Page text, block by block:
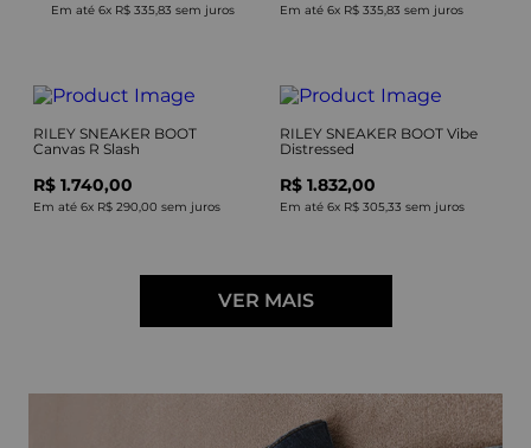
Em até 6x R$ 335,83 sem juros Em até 6x R$ 335,83 sem juros
RILEY SNEAKER BOOT
Canvas R Slash
R$ 1.740,00
Em até 6x R$ 290,00 sem juros
RILEY SNEAKER BOOT Vibe
Distressed
R$ 1.832,00
Em até 6x R$ 305,33 sem juros